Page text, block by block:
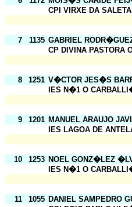
CPI VIRXE DA SALETA
7
1135 GABRIEL
CP DIVINA PASTORA
8
1251 V�CTOR JES�S
IES N�1 O
9
1201 MANUEL ARAUJO
IES LAGOA DE
10
1253 NOEL GONZ�LEZ
IES N�1 O
11
1055 DANIEL SAMPEDRO